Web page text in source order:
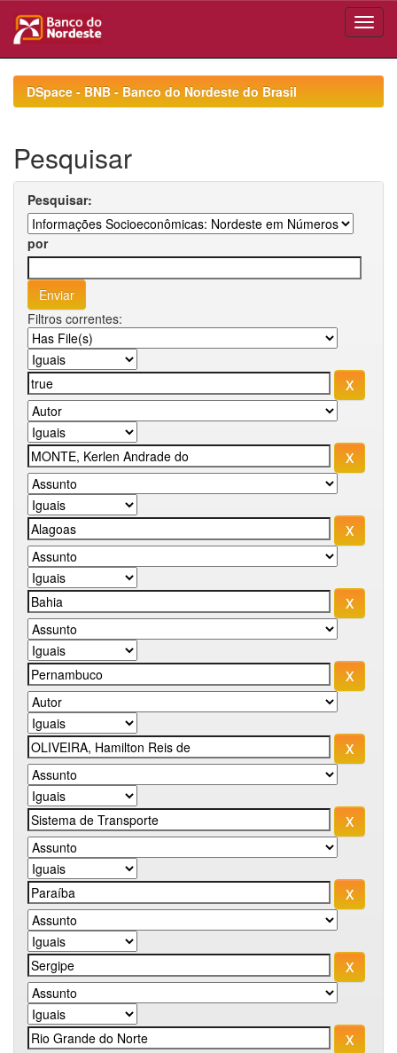
navigationDSpace - BNB - Banco do Nordeste do Brasil
Pesquisar
Pesquisar:
por
Filtros correntes: